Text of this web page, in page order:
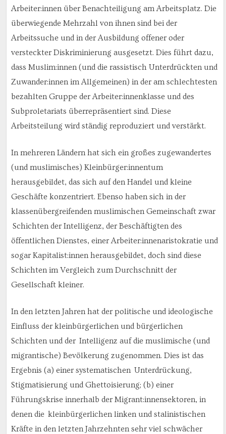
Arbeiter:innen über Benachteiligung am Arbeitsplatz. Die
überwiegende Mehrzahl von ihnen sind bei der
Arbeitssuche und in der Ausbildung offener oder
versteckter Diskriminierung ausgesetzt. Dies führt dazu,
dass Muslim:innen (und die rassistisch Unterdrückten und
Zuwander:innen im Allgemeinen) in der am schlechtesten
bezahlten Gruppe der Arbeiter:innenklasse und des
Subproletariats überrepräsentiert sind. Diese
Arbeitsteilung wird ständig reproduziert und verstärkt.
In mehreren Ländern hat sich ein großes zugewandertes
(und muslimisches) Kleinbürger:innentum
herausgebildet, das sich auf den Handel und kleine
Geschäfte konzentriert. Ebenso haben sich in der
klassenübergreifenden muslimischen Gemeinschaft zwar
Schichten der Intelligenz, der Beschäftigten des
öffentlichen Dienstes, einer Arbeiter:innenaristokratie und
sogar Kapitalist:innen herausgebildet, doch sind diese
Schichten im Vergleich zum Durchschnitt der
Gesellschaft kleiner.
In den letzten Jahren hat der politische und ideologische
Einfluss der kleinbürgerlichen und bürgerlichen
Schichten und der Intelligenz auf die muslimische (und
migrantische) Bevölkerung zugenommen. Dies ist das
Ergebnis (a) einer systematischen Unterdrückung,
Stigmatisierung und Ghettoisierung; (b) einer
Führungskrise innerhalb der Migrant:innensektoren, in
denen die kleinbürgerlichen linken und stalinistischen
Kräfte in den letzten Jahrzehnten sehr viel schwächer